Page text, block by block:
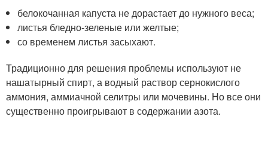
белокочанная капуста не дорастает до нужного веса;
листья бледно-зеленые или желтые;
со временем листья засыхают.
Традиционно для решения проблемы используют не
нашатырный спирт, а водный раствор сернокислого
аммония, аммиачной селитры или мочевины. Но все они
существенно проигрывают в содержании азота.